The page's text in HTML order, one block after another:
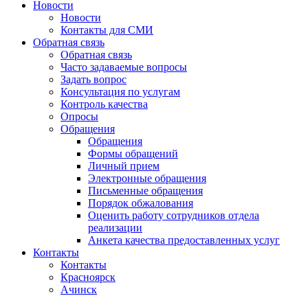
Новости
Новости
Контакты для СМИ
Обратная связь
Обратная связь
Часто задаваемые вопросы
Задать вопрос
Консультация по услугам
Контроль качества
Опросы
Обращения
Обращения
Формы обращений
Личный прием
Электронные обращения
Письменные обращения
Порядок обжалования
Оценить работу сотрудников отдела
реализации
Анкета качества предоставленных услуг
Контакты
Контакты
Красноярск
Ачинск